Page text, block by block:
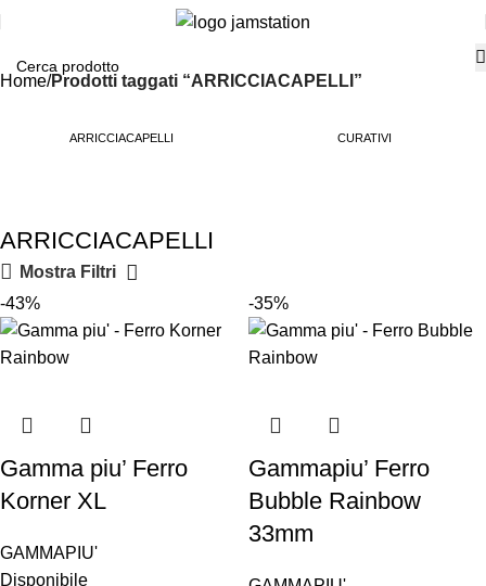
Home Prodotti taggati “ARRICCIACAPELLI”
ARRICCIACAPELLI CURATIVI
ARRICCIACAPELLI
Mostra Filtri
-43%
Gamma piu’ Ferro
Korner XL
GAMMAPIU'
Disponibile
-35%
Gammapiu’ Ferro
Bubble Rainbow
33mm